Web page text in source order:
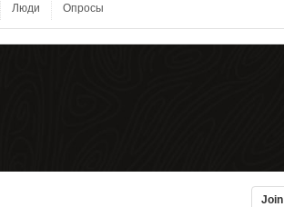
Люди Опросы
Join